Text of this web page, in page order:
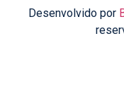
Desenvolvido por